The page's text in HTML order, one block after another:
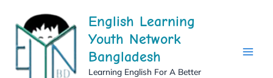
content
English Learning
Youth Network
Bangladesh
Learning English For A Better